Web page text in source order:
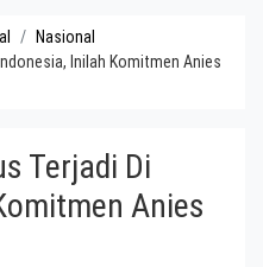
Nasional
Inilah Komitmen Anies
Terjadi Di
Anies